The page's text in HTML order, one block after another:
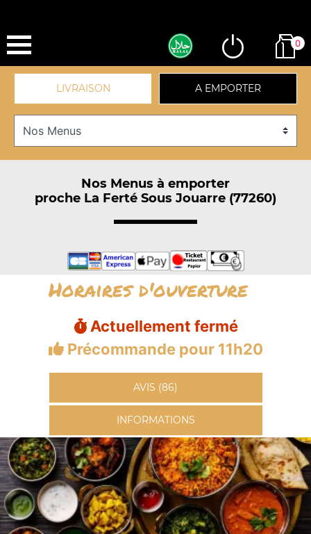
0
LIVRAISON A EMPORTER
Nos Menus à emporter
proche La Ferté Sous Jouarre (77260)
Horaires d'ouverture
Actuellement fermé
Précommande pour 11h20
AVIS (86)
INFORMATIONS